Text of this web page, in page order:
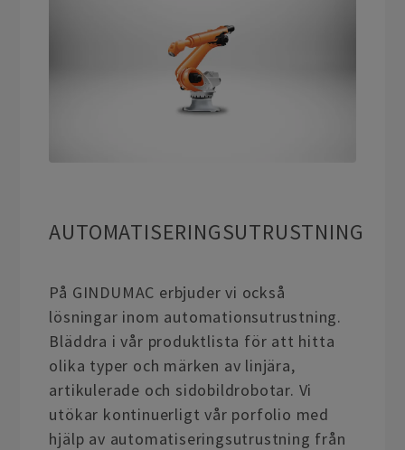
AUTOMATISERINGSUTRUSTNING
På GINDUMAC erbjuder vi också
lösningar inom automationsutrustning.
Bläddra i vår produktlista för att hitta
olika typer och märken av linjära,
artikulerade och sidobildrobotar. Vi
utökar kontinuerligt vår porfolio med
hjälp av automatiseringsutrustning från